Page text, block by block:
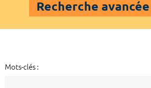
Recherche avancée
Mots-clés :